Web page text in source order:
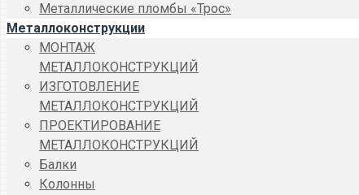
Металлические пломбы «Трос»
Металлоконструкции
МОНТАЖ
МЕТАЛЛОКОНСТРУКЦИЙ
ИЗГОТОВЛЕНИЕ
МЕТАЛЛОКОНСТРУКЦИЙ
ПРОЕКТИРОВАНИЕ
МЕТАЛЛОКОНСТРУКЦИЙ
Балки
Колонны